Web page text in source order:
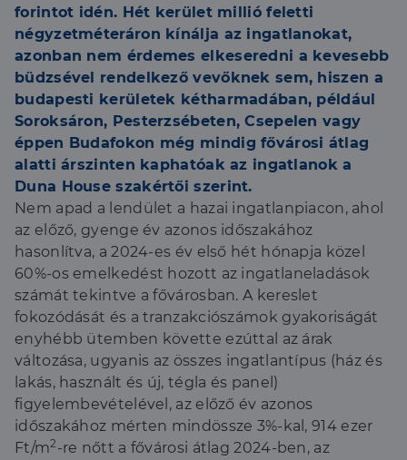
forintot idén. Hét kerület millió feletti
négyzetméteráron kínálja az ingatlanokat,
azonban nem érdemes elkeseredni a kevesebb
büdzsével rendelkező vevőknek sem, hiszen a
budapesti kerületek kétharmadában, például
Soroksáron, Pesterzsébeten, Csepelen vagy
éppen Budafokon még mindig fővárosi átlag
alatti árszinten kaphatóak az ingatlanok a
Duna House szakértői szerint.
Nem apad a lendület a hazai ingatlanpiacon, ahol
az előző, gyenge év azonos időszakához
hasonlítva, a 2024-es év első hét hónapja közel
60%-os emelkedést hozott az ingatlaneladások
számát tekintve a fővárosban. A kereslet
fokozódását és a tranzakciószámok gyakoriságát
enyhébb ütemben követte ezúttal az árak
változása, ugyanis az összes ingatlantípus (ház és
lakás, használt és új, tégla és panel)
figyelembevételével, az előző év azonos
időszakához mérten mindössze 3%-kal, 914 ezer
Ft/m2-re nőtt a fővárosi átlag 2024-ben, az